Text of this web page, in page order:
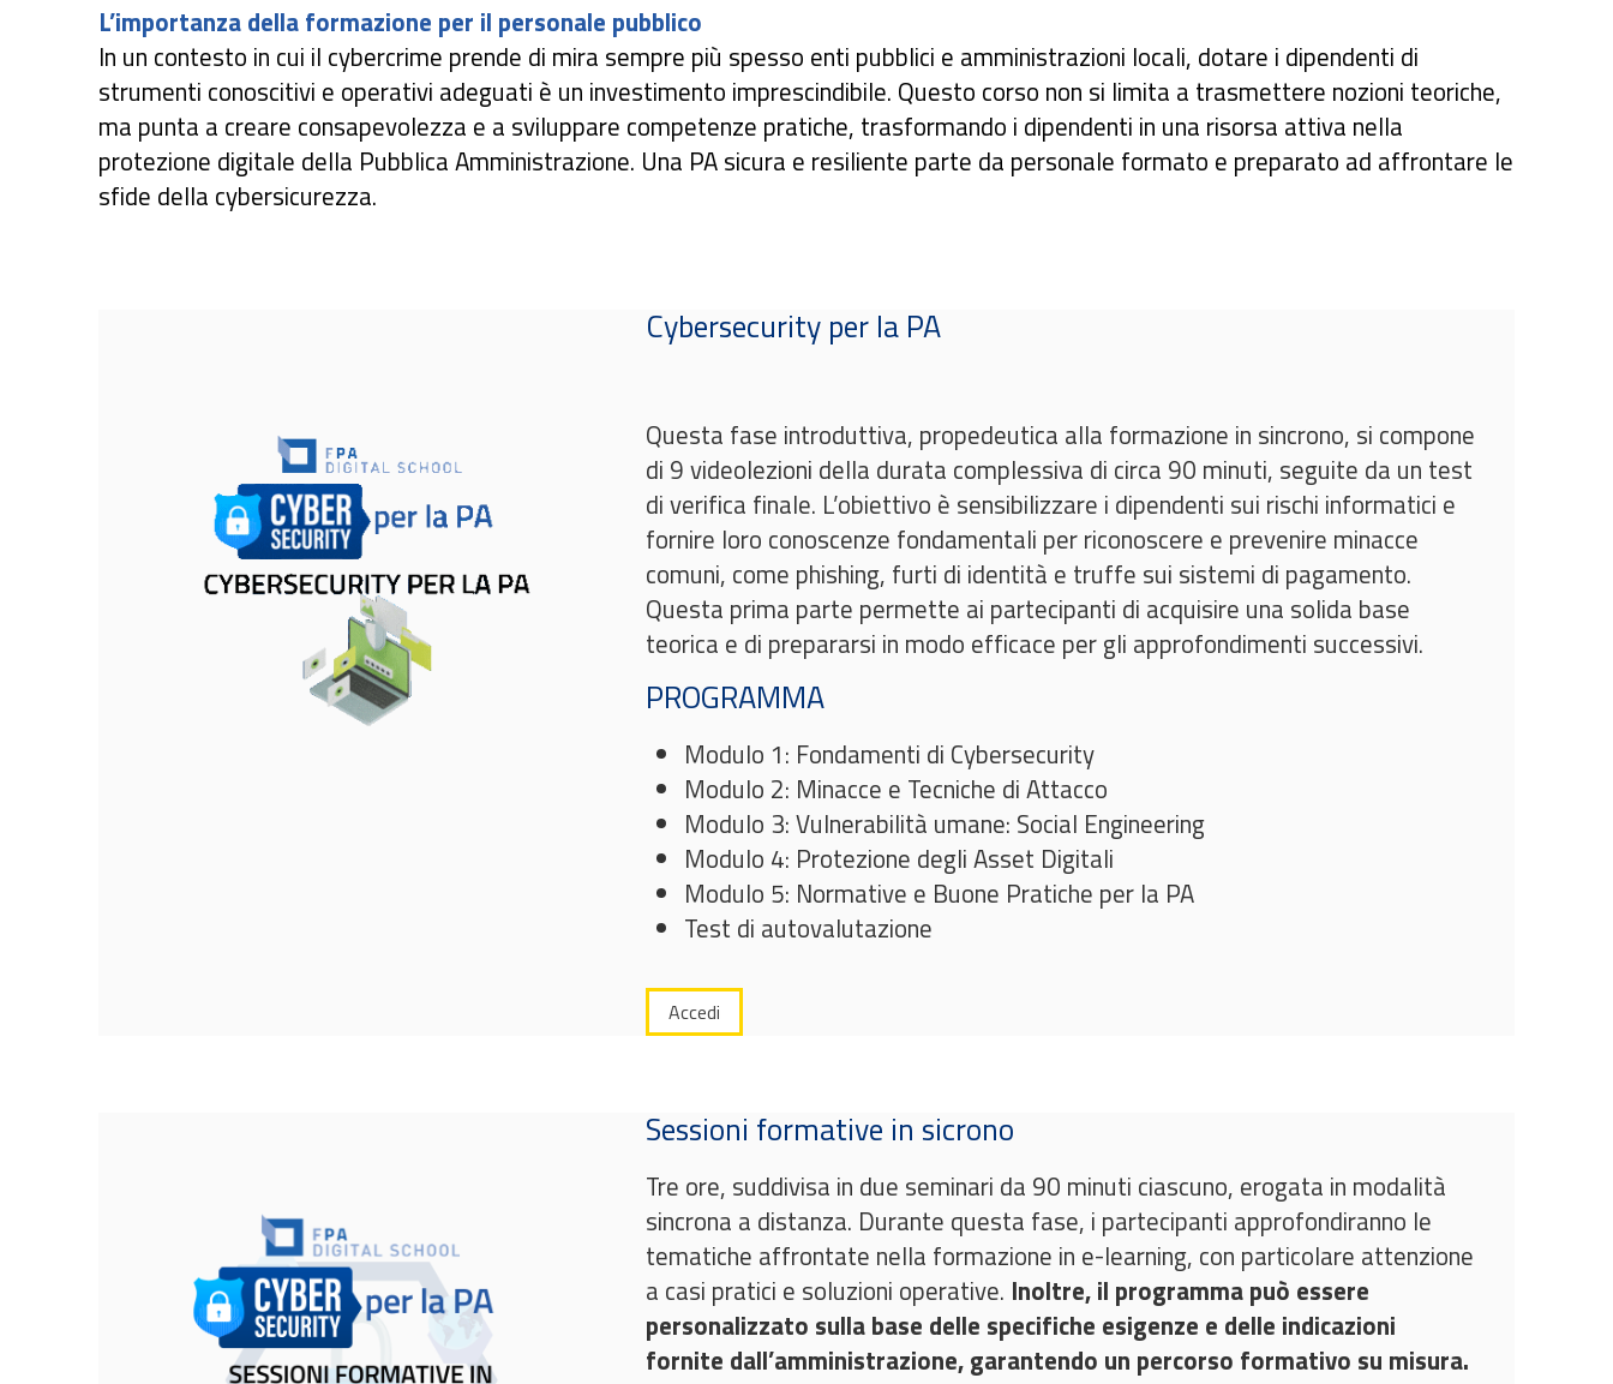
L’importanza della formazione per il personale pubblico
In un contesto in cui il cybercrime prende di mira sempre più spesso enti pubblici e amministrazioni locali, dotare i dipendenti di
strumenti conoscitivi e operativi adeguati è un investimento imprescindibile. Questo corso non si limita a trasmettere nozioni teoriche,
ma punta a creare consapevolezza e a sviluppare competenze pratiche, trasformando i dipendenti in una risorsa attiva nella
protezione digitale della Pubblica Amministrazione. Una PA sicura e resiliente parte da personale formato e preparato ad affrontare le
sfide della cybersicurezza.
Cybersecurity per la PA
Questa fase introduttiva, propedeutica alla formazione in sincrono, si compone
di 9 videolezioni della durata complessiva di circa 90 minuti, seguite da un test
di verifica finale. L’obiettivo è sensibilizzare i dipendenti sui rischi informatici e
fornire loro conoscenze fondamentali per riconoscere e prevenire minacce
comuni, come phishing, furti di identità e truffe sui sistemi di pagamento.
Questa prima parte permette ai partecipanti di acquisire una solida base
teorica e di prepararsi in modo efficace per gli approfondimenti successivi.
PROGRAMMA
Modulo 1: Fondamenti di Cybersecurity
Modulo 2: Minacce e Tecniche di Attacco
Modulo 3: Vulnerabilità umane: Social Engineering
Modulo 4: Protezione degli Asset Digitali
Modulo 5: Normative e Buone Pratiche per la PA
Test di autovalutazione
Accedi
Sessioni formative in sicrono
Tre ore, suddivisa in due seminari da 90 minuti ciascuno, erogata in modalità
sincrona a distanza. Durante questa fase, i partecipanti approfondiranno le
tematiche affrontate nella formazione in e-learning, con particolare attenzione
a casi pratici e soluzioni operative. Inoltre, il programma può essere
personalizzato sulla base delle specifiche esigenze e delle indicazioni
fornite dall’amministrazione, garantendo un percorso formativo su misura.